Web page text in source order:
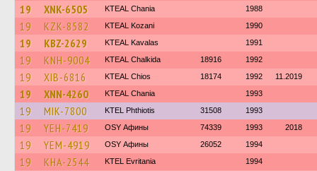
19 XNK-6505 KTEAL Chania 1988
19 KZK-8582 KTEAL Kozani 1990
19 KBZ-2629 KTEAL Kavalas 1991
19 KNH-9004 KTEAL Chalkida 18916 1992
19 XIB-6816 KTEAL Chios 18174 1992 11.2019
19 XNN-4260 KTEAL Chania 1993
19 MIK-7800 ΚΤΕL Phthiotis 31508 1993
19 YEH-7419 OSY Афины 74339 1993 2018
19 YEM-4919 OSY Афины 26052 1994
19 KHA-2544 ΚΤΕL Evritania 1994